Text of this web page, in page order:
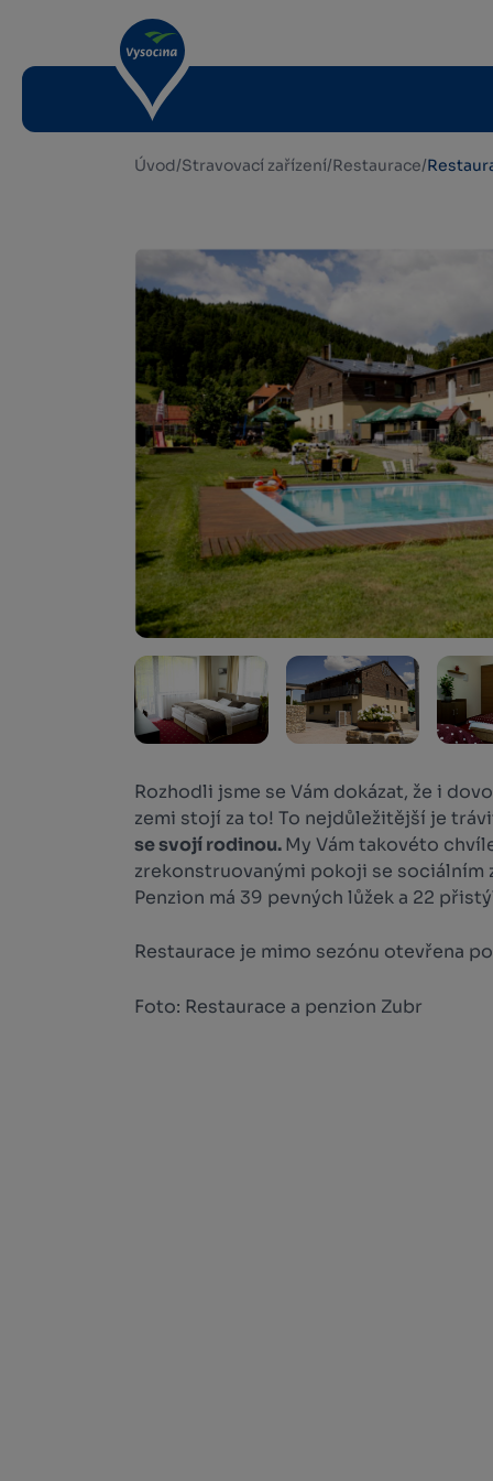
Úvod/Stravovací zařízení/Restaurace/
Rozhodli jsme se Vám dokázat, že i
zemi stojí za to! To nejdůležitější je
se svojí rodinou.My Vám takovéto
zrekonstruovanými pokoji se sociálním
Penzion má 39 pevných lůžek a 22
Restaurace je mimo sezónu otevřena
Foto: Restaurace a penzion Zubr